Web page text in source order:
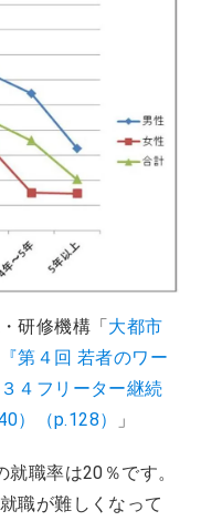
研修機構「 大都市
第４回 若者のワー
４フリーター継続
）（p.128）
」
職率は20％です。
職が難しくなって